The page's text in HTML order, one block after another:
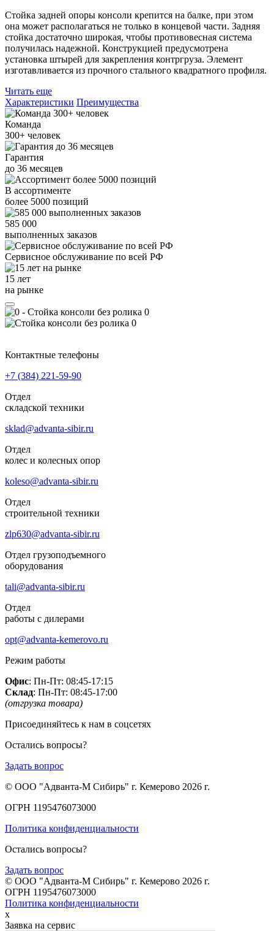
Стойка задней опоры консоли крепится на балке, при этом
она может располагаться не только в концевой части. Задняя
стойка достаточно широкая, чтобы противовесная система
получилась надежной. Конструкцией предусмотрена
установка штырей для закрепления контргруза. Элемент
изготавливается из прочного стального квадратного профиля.
Читать еще
Характеристики Преимущества
Команда
300+ человек
Гарантия
до 36 месяцев
В ассортименте
более 5000 позиций
585 000
выполненных заказов
Сервисное обслуживание по всей РФ
15 лет
на рынке
Контактные телефоны
+7 (384) 221-59-90
Отдел
складской техники
sklad@advanta-sibir.ru
Отдел
колес и колесных опор
koleso@advanta-sibir.ru
Отдел
строительной техники
zlp630@advanta-sibir.ru
Отдел грузоподъемного
оборудования
tali@advanta-sibir.ru
Отдел
работы с дилерами
opt@advanta-kemerovo.ru
Режим работы
Офис: Пн-Пт: 08:45-17:15
Склад: Пн-Пт: 08:45-17:00
(отгрузка товара)
Присоединяйтесь к нам в соцсетях
Остались вопросы?
Задать вопрос
© ООО "Адванта-М Сибирь" г. Кемерово 2026 г.
ОГРН 1195476073000
Политика конфиденциальности
Остались вопросы?
Задать вопрос
© ООО "Адванта-М Сибирь" г. Кемерово 2026 г.
ОГРН 1195476073000
Политика конфиденциальности
x
Заявка на сервис